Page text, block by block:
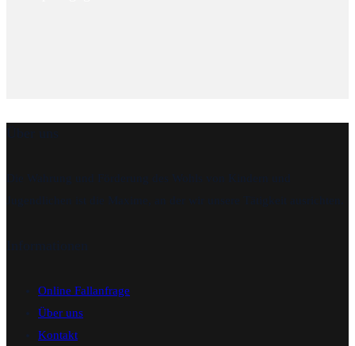
Online Fallanfrage
Über uns
Kontakt